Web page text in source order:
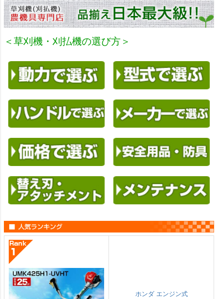
＜草刈機・刈払機の選び方＞
ホンダ エンジン式